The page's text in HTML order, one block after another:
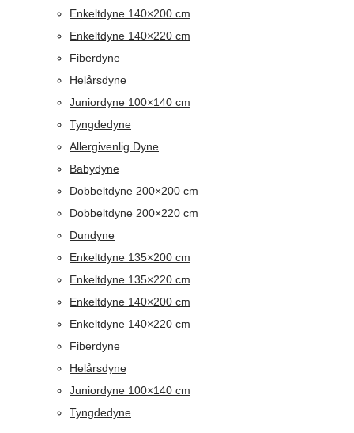
Enkeltdyne 140×200 cm
Enkeltdyne 140×220 cm
Fiberdyne
Helårsdyne
Juniordyne 100×140 cm
Tyngdedyne
Allergivenlig Dyne
Babydyne
Dobbeltdyne 200×200 cm
Dobbeltdyne 200×220 cm
Dundyne
Enkeltdyne 135×200 cm
Enkeltdyne 135×220 cm
Enkeltdyne 140×200 cm
Enkeltdyne 140×220 cm
Fiberdyne
Helårsdyne
Juniordyne 100×140 cm
Tyngdedyne